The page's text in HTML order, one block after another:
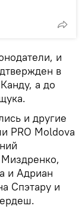
и
в
а до
и другие
PRO Moldova
и Адриан
Спэтару и